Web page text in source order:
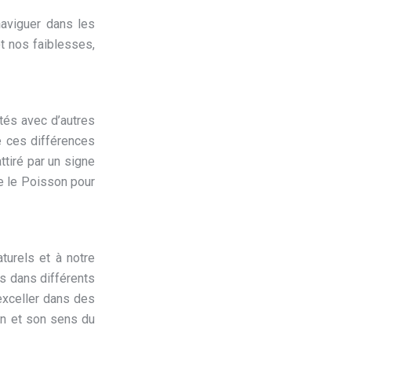
dans les
nos faiblesses,
avec d’autres
ces différences
par un signe
le Poisson pour
et à notre
dans différents
dans des
et son sens du